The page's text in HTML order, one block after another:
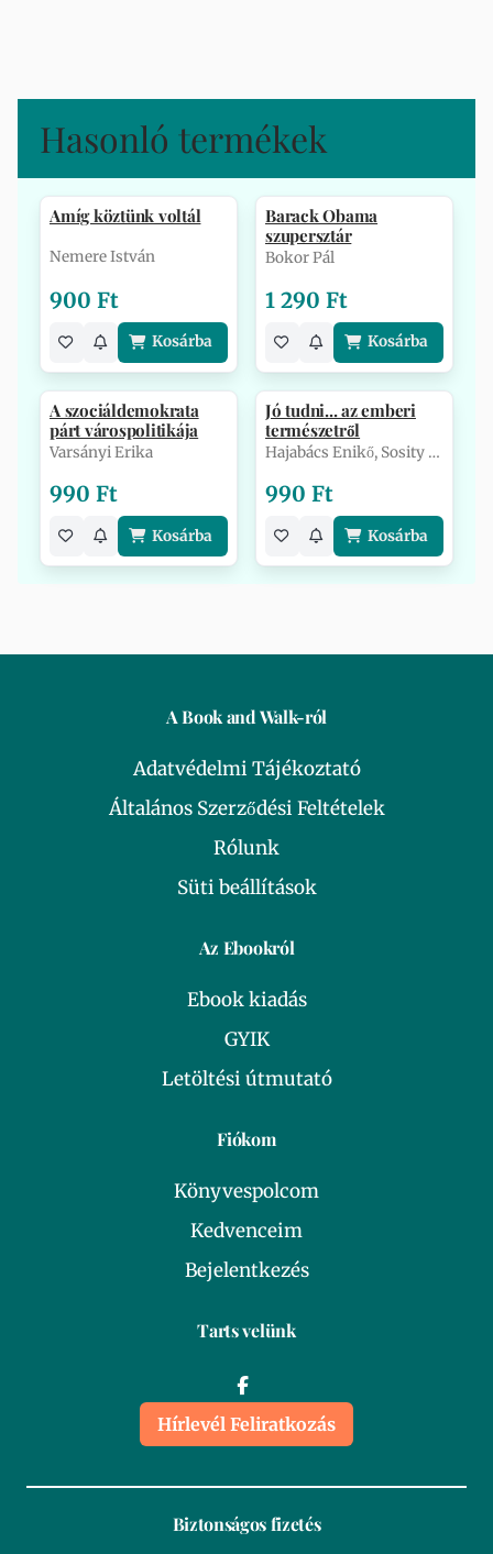
Hasonló termékek
Amíg köztünk voltál
Nemere István
900 Ft
Kosárba
Barack Obama
szupersztár
Bokor Pál
1 290 Ft
Kosárba
A szociáldemokrata
párt várospolitikája
Varsányi Erika
990 Ft
Kosárba
Jó tudni... az emberi
természetről
Hajabács Enikő, Sosity Beáta
990 Ft
Kosárba
A Book and Walk-ról
Adatvédelmi Tájékoztató
Általános Szerződési Feltételek
Rólunk
Süti beállítások
Az Ebookról
Ebook kiadás
GYIK
Letöltési útmutató
Fiókom
Könyvespolcom
Kedvenceim
Bejelentkezés
Tarts velünk
Hírlevél Feliratkozás
Biztonságos fizetés